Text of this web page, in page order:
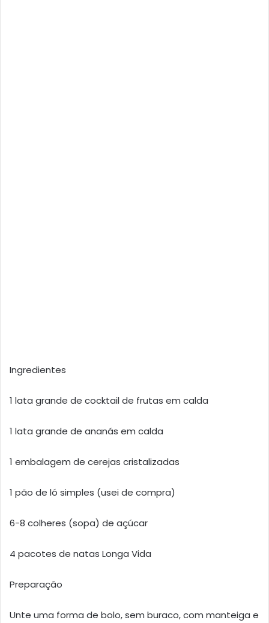
Ingredientes
1 lata grande de cocktail de frutas em calda
1 lata grande de ananás em calda
1 embalagem de cerejas cristalizadas
1 pão de ló simples (usei de compra)
6-8 colheres (sopa) de açúcar
4 pacotes de natas Longa Vida
Preparação
Unte uma forma de bolo, sem buraco, com manteiga e